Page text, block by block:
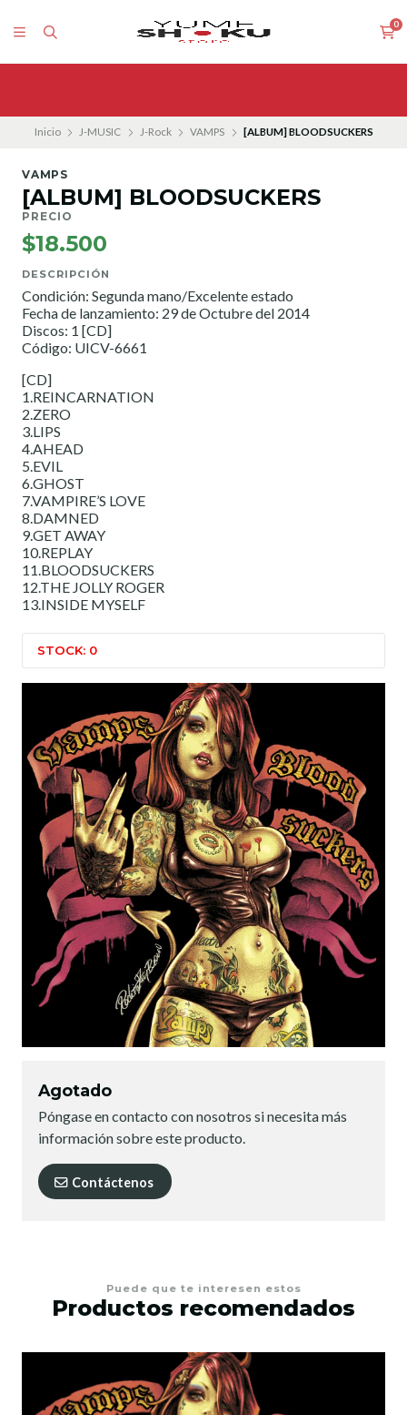
0
Inicio J-MUSIC J-Rock VAMPS [ALBUM] BLOODSUCKERS
VAMPS
[ALBUM] BLOODSUCKERS
PRECIO
$18.500
DESCRIPCIÓN
Condición: Segunda mano/Excelente estado
Fecha de lanzamiento: 29 de Octubre del 2014
Discos: 1 [CD]
Código: UICV-6661
[CD]
1.REINCARNATION
2.ZERO
3.LIPS
4.AHEAD
5.EVIL
6.GHOST
7.VAMPIRE’S LOVE
8.DAMNED
9.GET AWAY
10.REPLAY
11.BLOODSUCKERS
12.THE JOLLY ROGER
13.INSIDE MYSELF
STOCK: 0
Agotado
Póngase en contacto con nosotros si necesita más
información sobre este producto.
Contáctenos
Puede que te interesen estos
Productos recomendados